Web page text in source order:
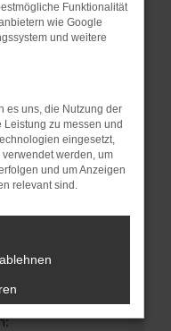
vorübergehende
Stand
nur ein
auch dazu
nicht mehr
Schritte versucht
werden
Du kannst
uns bei der
Funktionalität
wie Google
und weitere
es uns, die Nutzung der
zu messen und
eingesetzt,
werden, um
und um Anzeigen
relevant sind.